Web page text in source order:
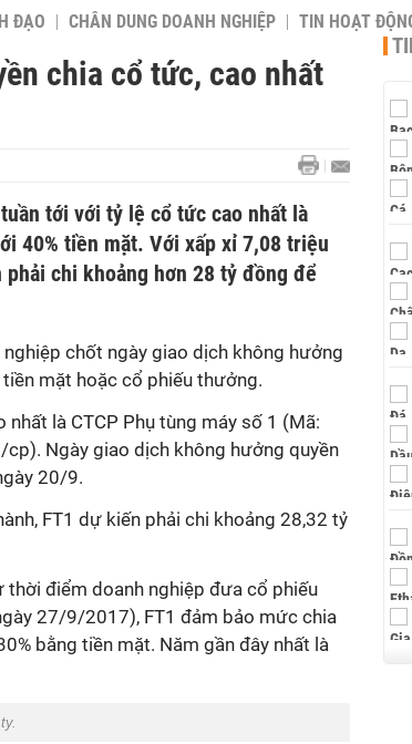
ĐẠO CHÂN DUNG DOANH NGHIỆP TIN HOẠT
chia cổ tức, cao nhất
tới với tỷ lệ cổ tức cao nhất là
40% tiền mặt. Với xấp xỉ 7,08 triệu
chi khoảng hơn 28 tỷ đồng để
chốt ngày giao dịch không hưởng
mặt hoặc cổ phiếu thưởng.
nhất là CTCP Phụ tùng máy số 1 (Mã:
Ngày giao dịch không hưởng quyền
20/9.
FT1 dự kiến phải chi khoảng 28,32 tỷ
thời điểm doanh nghiệp đưa cổ phiếu
27/9/2017), FT1 đảm bảo mức chia
bằng tiền mặt. Năm gần đây nhất là